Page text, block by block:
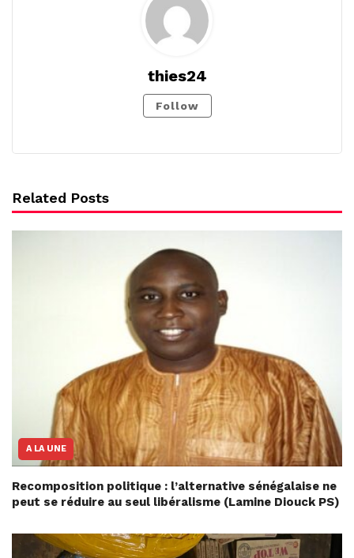
thies24
Follow
Related Posts
A LA UNE
Recomposition politique : l’alternative sénégalaise ne
peut se réduire au seul libéralisme (Lamine Diouck PS)